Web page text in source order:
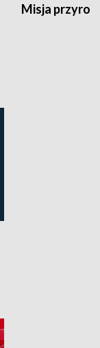
Misja